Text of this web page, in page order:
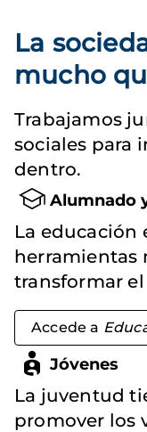
La
mucho
Trabajamos
sociales para
dentro.
Alumnado
La educación
herramientas
transformar
Accede a
Jóvenes
La juventud
promover los